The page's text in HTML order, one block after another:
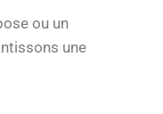
ou un
une